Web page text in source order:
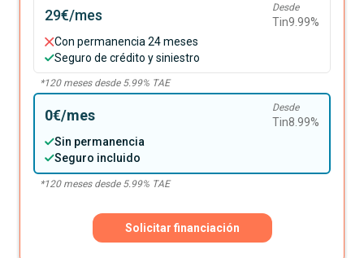
29€/mes Desde
Tin9.99%
Con permanencia 24 meses
Seguro de crédito y siniestro
*120meses desde 5.99% TAE
0€/mes Desde
Tin8.99%
Sin permanencia
Seguro incluido
*120meses desde 5.99% TAE
Solicitar financiación